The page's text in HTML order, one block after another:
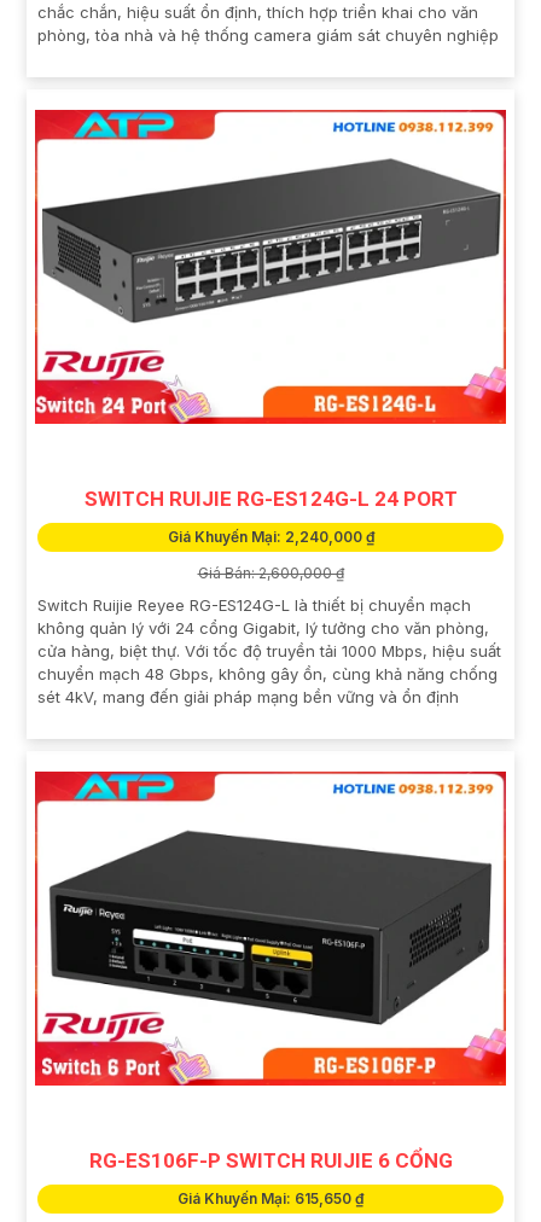
chắc chắn, hiệu suất ổn định, thích hợp triển khai cho văn
phòng, tòa nhà và hệ thống camera giám sát chuyên nghiệp
SWITCH RUIJIE RG-ES124G-L 24 PORT
Giá Khuyến Mại: 2,240,000 ₫
Giá Bán: 2,600,000 ₫
Switch Ruijie Reyee RG-ES124G-L là thiết bị chuyển mạch
không quản lý với 24 cổng Gigabit, lý tưởng cho văn phòng,
cửa hàng, biệt thự. Với tốc độ truyền tải 1000 Mbps, hiệu suất
chuyển mạch 48 Gbps, không gây ồn, cùng khả năng chống
sét 4kV, mang đến giải pháp mạng bền vững và ổn định
RG-ES106F-P SWITCH RUIJIE 6 CỔNG
Giá Khuyến Mại: 615,650 ₫